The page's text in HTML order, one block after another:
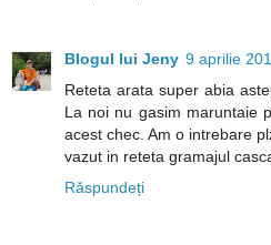
Blogul lui Jeny 9 aprilie
Reteta arata super abia
La noi nu gasim maruntaie
acest chec. Am o intrebare
vazut in reteta gramajul
Răspundeți